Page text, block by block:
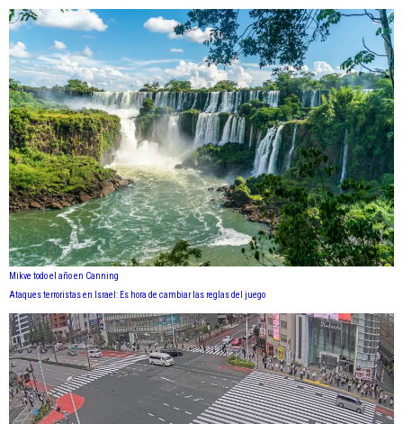
Mikve todo el año en Canning
Ataques terroristas en Israel: Es hora de cambiar las reglas del juego